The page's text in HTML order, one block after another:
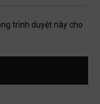
trình duyệt này cho